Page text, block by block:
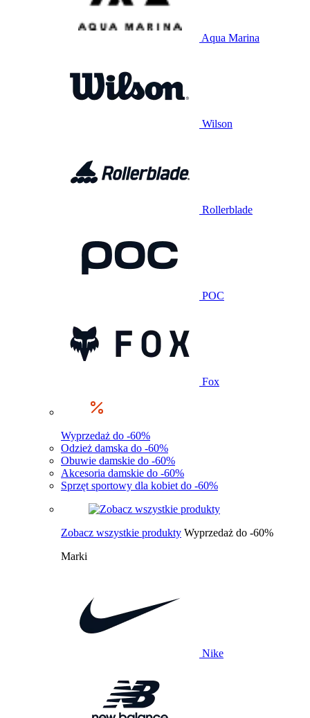
Aqua Marina
Wilson
Rollerblade
POC
Fox
Wyprzedaż do -60%
Odzież damska do -60%
Obuwie damskie do -60%
Akcesoria damskie do -60%
Sprzęt sportowy dla kobiet do -60%
Zobacz wszystkie produkty Wyprzedaż do -60%
Marki
Nike